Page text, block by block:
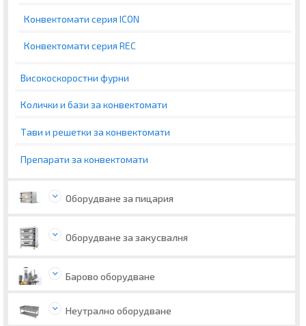
Конвектомати серия ICON
Конвектомати серия REC
Високоскоростни фурни
Колички и бази за конвектомати
Тави и решетки за конвектомати
Препарати за конвектомати
Оборудване за пицария
Оборудване за закусвалня
Барово оборудване
Неутрално оборудване